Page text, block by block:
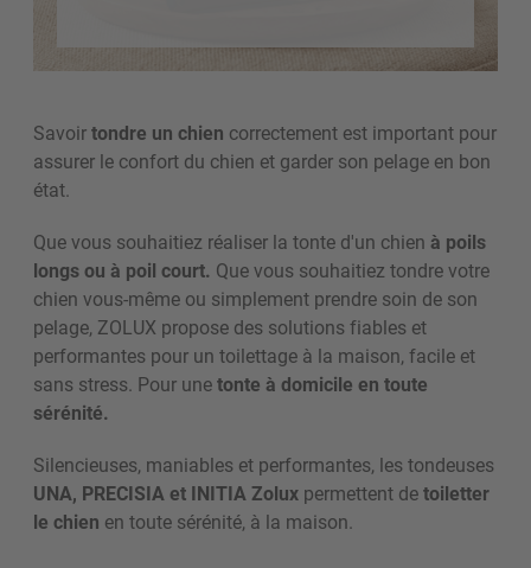
Savoirtondre un chien correctement est important pour
assurer le confort du chien et garder son pelage en bon
état.
Que vous souhaitiez réaliser la tonte d'un chien à poils
longs ou à poil court. Que vous souhaitiez tondre votre
chien vous-même ou simplement prendre soin de son
pelage, ZOLUX propose des solutions fiables et
performantes pour un toilettage à la maison, facile et
sans stress. Pour unetonte à domicile en toute
sérénité.
Silencieuses, maniables et performantes, les tondeuses
UNA, PRECISIA et INITIA Zolux permettent detoiletter
le chien en toute sérénité, à la maison.